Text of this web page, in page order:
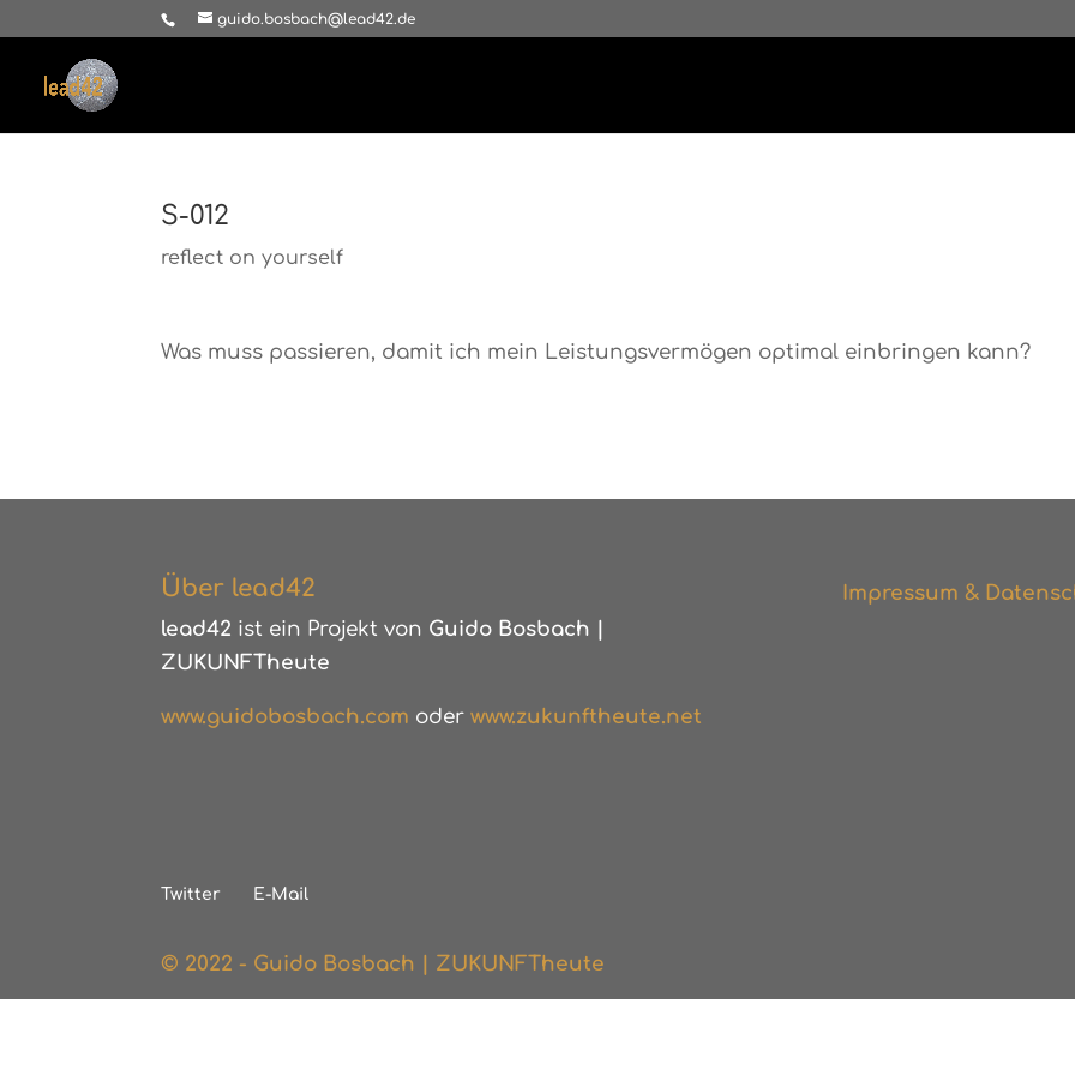
guido.bosbach@lead42.de
S-012
reflect on yourself
Was muss passieren, damit ich mein Leistungsvermögen optimal einbringen kann?
Über lead42
lead42 ist ein Projekt von Guido Bosbach |
ZUKUNFTheute
www.guidobosbach.com oder www.zukunftheute.net
Impressum &
Twitter E-Mail
© 2022 - Guido Bosbach | ZUKUNFTheute